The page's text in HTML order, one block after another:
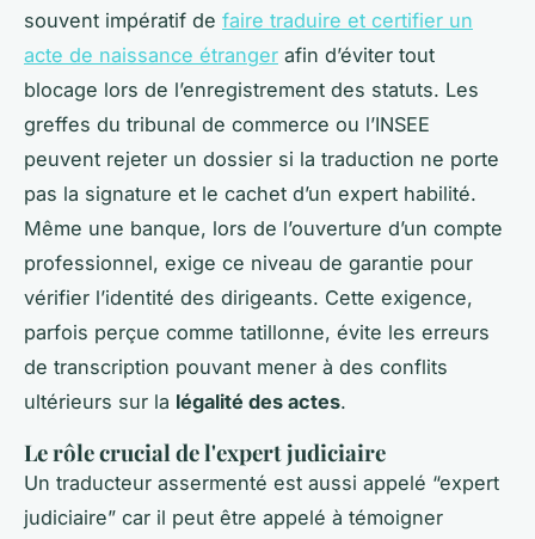
souvent impératif de faire traduire et certifier un
acte de naissance étranger afin d’éviter tout
blocage lors de l’enregistrement des statuts. Les
greffes du tribunal de commerce ou l’INSEE
peuvent rejeter un dossier si la traduction ne porte
pas la signature et le cachet d’un expert habilité.
Même une banque, lors de l’ouverture d’un compte
professionnel, exige ce niveau de garantie pour
vérifier l’identité des dirigeants. Cette exigence,
parfois perçue comme tatillonne, évite les erreurs
de transcription pouvant mener à des conflits
ultérieurs sur la légalité des actes.
Le rôle crucial de l'expert judiciaire
Un traducteur assermenté est aussi appelé “expert
judiciaire” car il peut être appelé à témoigner